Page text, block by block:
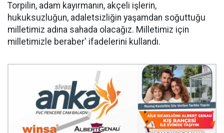
Torpilin, adam kayırmanın, akçeli işlerin,
hukuksuzluğun, adaletsizliğin yaşamdan soğuttuğu
milletimiz adına sahada olacağız. Milletimiz için
milletimizle beraber' ifadelerini kullandı.